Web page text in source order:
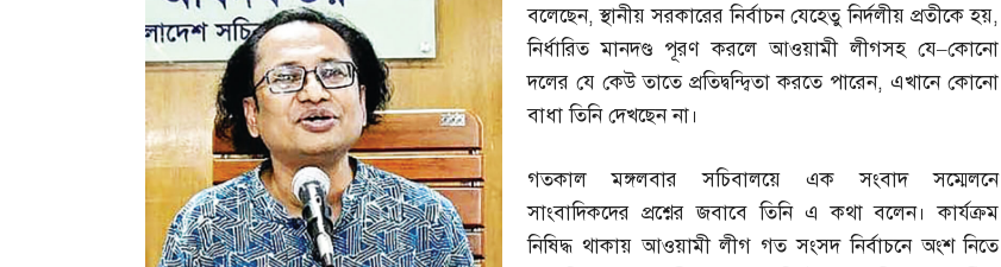
বলেছেন,স্থানীয় সরকারের নির্বাচন যেহেতু নির্দলীয় প্রতীকে হয়,
নির্ধারিত মানদণ্ড পূরণ করলে আওয়ামী লীগসহ যে–কোনো
দলের যে কেউ তাতে প্রতিদ্বন্দ্বিতা করতে পারেন,এখানে কোনো
বাধা তিনি দেখছেন না।
গতকাল মঙ্গলবার সচিবালয়ে এক সংবাদ সম্মেলনে
সাংবাদিকদের প্রশ্নের জবাবে তিনি এ কথা বলেন। কার্যক্রম
নিষিদ্ধ থাকায় আওয়ামী লীগ গত সংসদ নির্বাচনে অংশ নিতে